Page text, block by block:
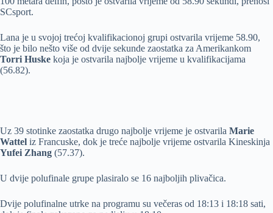
SCsport.
Lana je u svojoj trećoj kvalifikacionoj grupi ostvarila vrijeme 58.90,
što je bilo nešto više od dvije sekunde zaostatka za Amerikankom
Torri Huske koja je ostvarila najbolje vrijeme u kvalifikacijama
(56.82).
Uz 39 stotinke zaostatka drugo najbolje vrijeme je ostvarila Marie
Wattel iz Francuske, dok je treće najbolje vrijeme ostvarila Kineskinja
Yufei Zhang (57.37).
U dvije polufinale grupe plasiralo se 16 najboljih plivačica.
Dvije polufinalne utrke na programu su večeras od 18:13 i 18:18 sati,